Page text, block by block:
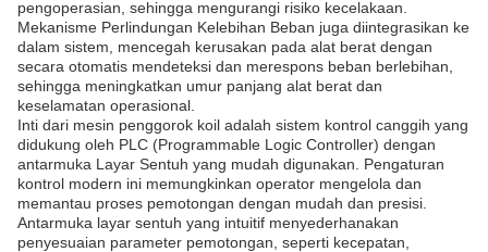
pengoperasian, sehingga mengurangi risiko kecelakaan.
Mekanisme Perlindungan Kelebihan Beban juga diintegrasikan ke
dalam sistem, mencegah kerusakan pada alat berat dengan
secara otomatis mendeteksi dan merespons beban berlebihan,
sehingga meningkatkan umur panjang alat berat dan
keselamatan operasional.
Inti dari mesin penggorok koil adalah sistem kontrol canggih yang
didukung oleh PLC (Programmable Logic Controller) dengan
antarmuka Layar Sentuh yang mudah digunakan. Pengaturan
kontrol modern ini memungkinkan operator mengelola dan
memantau proses pemotongan dengan mudah dan presisi.
Antarmuka layar sentuh yang intuitif menyederhanakan
penyesuaian parameter pemotongan, seperti kecepatan,